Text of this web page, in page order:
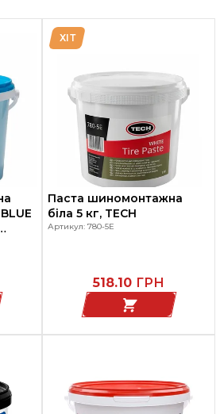
ХІТ
Паста шиномонтажна
біла 5 кг, TECH
Артикул: 780-5Е
518.10 ГРН